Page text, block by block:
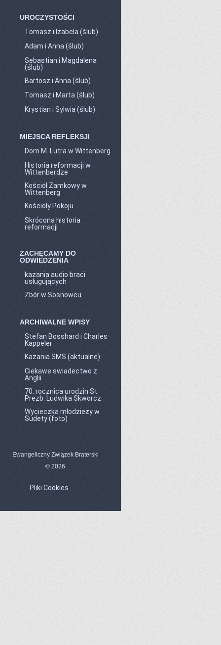
UROCZYSTOŚCI
Tomasz i Izabela (ślub)
Adam i Anna (ślub)
Sebastian i Magdalena
(ślub)
Bartosz i Anna (ślub)
Tomasz i Marta (ślub)
Krystian i Sylwia (ślub)
MIEJSCA REFLEKSJI
Dom M. Lutra w Wittenberg
Historia reformacji w
Wittenberdze
Kościół Zamkowy w
Wittenberg
Kościoły Pokoju
Skrócona historia
reformacji
ZACHĘCAMY DO
ODWIEDZENIA
kazania audio braci
usługujących
Zbór w Sosnowcu
ARCHIWALNE WPISY
Stefan Bosshard i Charles
Kappeler
Kazania SMS (aktualne)
Ciekawe swiadectwo z
Anglii
70. rocznica urodzin St.
Prezb. Ludwika Skworcz
Wycieczka młodzieży w
Sudety (foto)
Ewangeliczny Związek Braterski
© 2026
Pliki Cookies